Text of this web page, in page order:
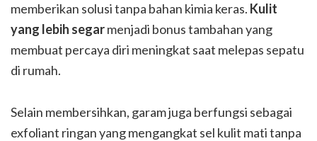
memberikan solusi tanpa bahan kimia keras. Kulit
yang lebih segarmenjadi bonus tambahan yang
membuat percaya diri meningkat saat melepas sepatu
di rumah.
Selain membersihkan, garam juga berfungsi sebagai
exfoliant ringan yang mengangkat sel kulit mati tanpa